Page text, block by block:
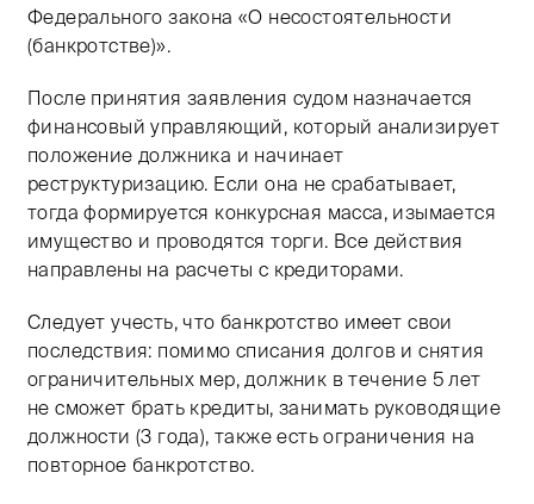
Федерального закона «О несостоятельности
(банкротстве)». ​
После принятия заявления судом назначается
финансовый управляющий, который анализирует
положение должника и начинает
реструктуризацию. Если она не срабатывает,
тогда формируется конкурсная масса, изымается
имущество и проводятся торги. Все действия
направлены на расчеты с кредиторами.
Следует учесть, что банкротство имеет свои
последствия: помимо списания долгов и снятия
ограничительных мер, должник в течение 5 лет
не сможет брать кредиты, занимать руководящие
должности (3 года), также есть ограничения на
повторное банкротство. ​